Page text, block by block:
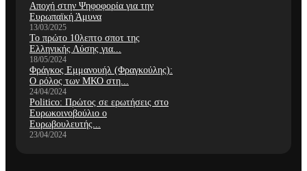
Αποχή στην Ψηφοφορία για την
Ευρωπαϊκή Άμυνα
13/03/2025
Το πρώτο 10λεπτο σποτ της
Ελληνικής Λύσης για...
18/05/2024
Φράγκος Εμμανουήλ (Φραγκούλης):
Ο ρόλος των ΜΚΟ στη...
24/04/2024
Politico: Πρώτος σε ερωτήσεις στο
Ευρωκοινοβούλιο ο
Ευρωβουλευτής...
23/04/2024